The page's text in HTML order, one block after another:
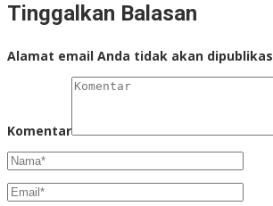
Tinggalkan Balasan
Alamat email Anda tidak akan
Komentar